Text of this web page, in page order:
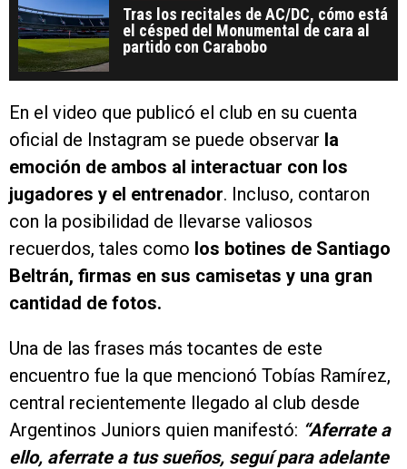
Tras los recitales de AC/DC, cómo está
el césped del Monumental de cara al
partido con Carabobo
En el video que publicó el club en su cuenta
oficial de Instagram se puede observar la
emoción de ambos al interactuar con los
jugadores y el entrenador. Incluso, contaron
con la posibilidad de llevarse valiosos
recuerdos, tales como los botines de Santiago
Beltrán, firmas en sus camisetas y una gran
cantidad de fotos.
Una de las frases más tocantes de este
encuentro fue la que mencionó Tobías Ramírez,
central recientemente llegado al club desde
Argentinos Juniors quien manifestó: “Aferrate a
ello, aferrate a tus sueños, seguí para adelante